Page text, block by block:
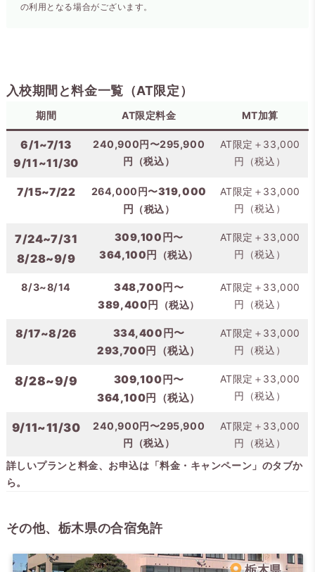
の利用となる場合がございます。
入校期間と料金一覧（AT限定）
期間 AT限定料金 MT加算
6/1~7/13
9/11~11/30
240,900円〜295,900
円（税込）
AT限定＋33,000
円（税込）
7/15~7/22 264,000円〜319,000
円
（税込）
AT限定＋33,000
円（税込）
7/24~7/31
8/28~9/9
309,100円〜
364,100円 （税込）
AT限定＋33,000
円（税込）
8/3~8/14 348,700円〜
389,400円 （税込）
AT限定＋33,000
円（税込）
8/17~8/26
334,400円〜
293,700円
（税込）
AT限定＋33,000
円（税込）
8/28~9/9 309,100円〜
364,100円 （税込）
AT限定＋33,000
円（税込）
9/11~11/30
240,900円〜295,900
円（税込）
AT限定＋33,000
円（税込）
詳しいプランと料金、お申込は「料金・キャンペーン」のタブか
ら。
その他、栃木県の合宿免許